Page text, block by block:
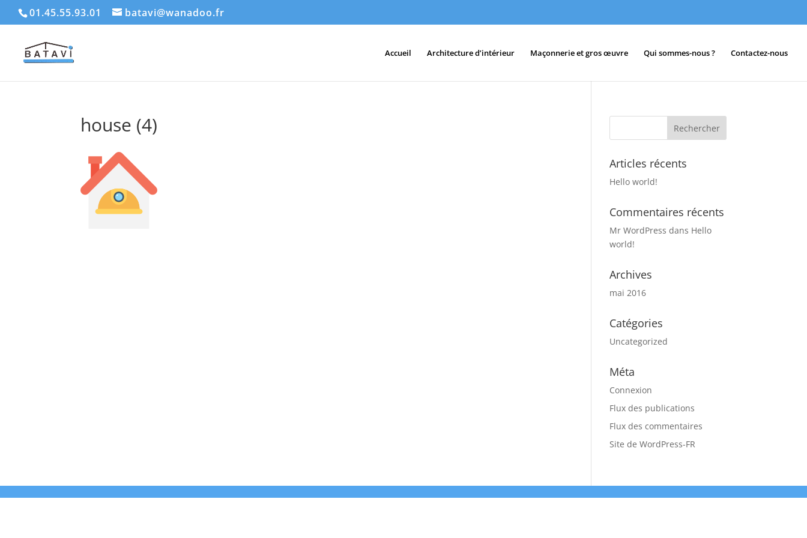
01.45.55.93.01 batavi@wanadoo.fr
Accueil Architecture d’intérieur Maçonnerie et gros œuvre Qui sommes-nous ? Contactez-nous
house (4)
Articles récents
Hello world!
Commentaires récents
Mr WordPress dans Hello
world!
Archives
mai 2016
Catégories
Uncategorized
Méta
Connexion
Flux des publications
Flux des commentaires
Site de WordPress-FR